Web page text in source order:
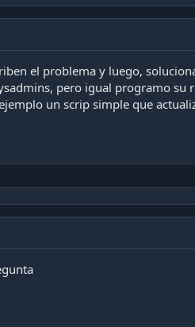
el problema y luego,
pero igual programo
un scrip simple que